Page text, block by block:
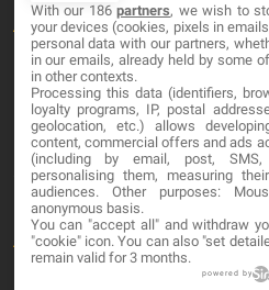
About
Blog
Contact
LEGAL
Cookies
Avviso Legale
With our 186partners, we wish to
your devices (cookies, pixels in
personal data with our partners,
in our emails, already held by some
in other contexts.
Processing this data (identifiers,
loyalty programs, IP, postal
geolocation, etc.) allows
content, commercial offers and ads
(including by email, post,
personalising them, measuring
audiences. Other purposes:
anonymous basis.
You can "accept all" and withdraw
"cookie" icon. You can also "set
remain valid for 3 months.
powered by